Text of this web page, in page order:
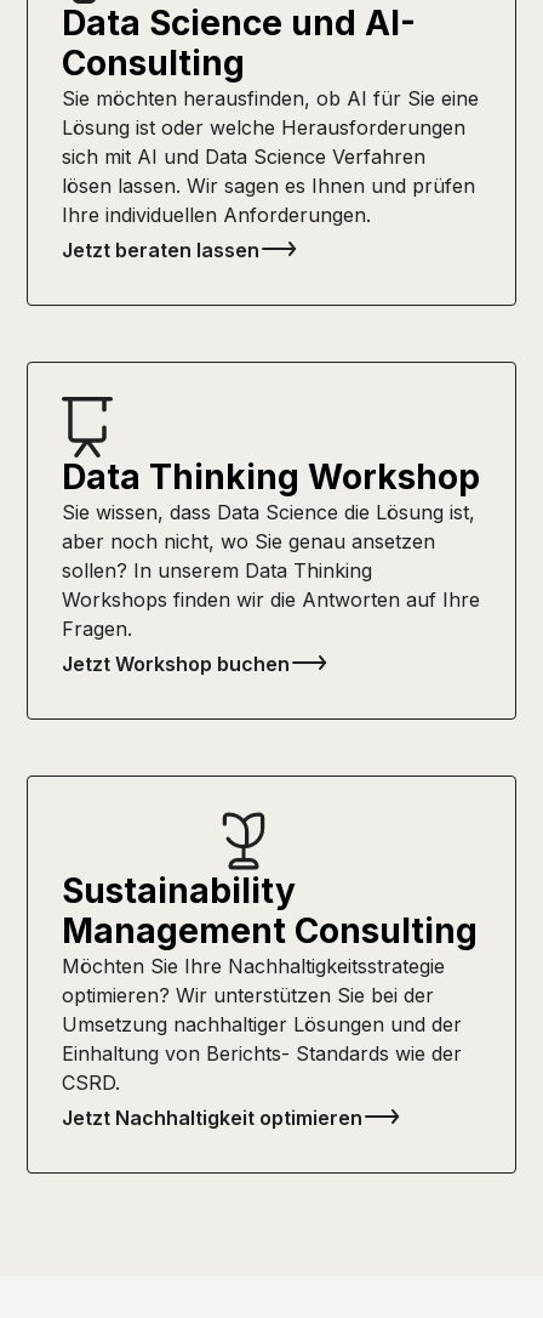
Data Science und AI-
Consulting
Sie möchten herausfinden, ob AI für Sie eine
Lösung ist oder welche Herausforderungen
sich mit AI und Data Science Verfahren
lösen lassen. Wir sagen es Ihnen und prüfen
Ihre individuellen Anforderungen.
Jetzt beraten lassen
Data Thinking Workshop
Sie wissen, dass Data Science die Lösung ist,
aber noch nicht, wo Sie genau ansetzen
sollen? In unserem Data Thinking
Workshops finden wir die Antworten auf Ihre
Fragen.
Jetzt Workshop buchen
Sustainability
Management Consulting
Möchten Sie Ihre Nachhaltigkeitsstrategie
optimieren? Wir unterstützen Sie bei der
Umsetzung nachhaltiger Lösungen und der
Einhaltung von Berichts- Standards wie der
CSRD.
Jetzt Nachhaltigkeit optimieren